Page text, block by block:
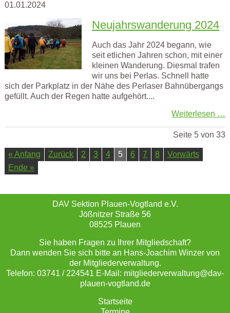
01.01.2024
Neujahrswanderung 2024
Auch das Jahr 2024 begann, wie
seit etlichen Jahren schon, mit einer
kleinen Wanderung. Diesmal trafen
wir uns bei Perlas. Schnell hatte
sich der Parkplatz in der Nähe des Perlaser Bahnübergangs
gefüllt. Auch der Regen hatte aufgehört....
Weiterlesen …
Seite 5 von 33
« Anfang Zurück 2 3 4 5 6 7 8
Vorwärts
Ende »
DAV Sektion Plauen-Vogtland e.V.
Jößnitzer Straße 56
08525 Plauen
Sie haben Fragen zu Ihrer Mitgliedschaft?
Dann wenden Sie sich bitte an Hans-Joachim Winzer von
der Mitgliederverwaltung.
Telefon: 03741 / 224541 E-Mail: mitgliederverwaltung@dav-
plauen-vogtland.de
Startseite